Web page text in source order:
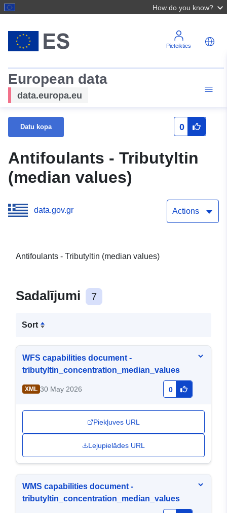
How do you know?
Pieteikties
European data
data.europa.eu
Datu kopa 0
Antifoulants - Tributyltin
(median values)
data.gov.gr Actions
Antifoulants - Tributyltin (median values)
Sadalījumi 7
Sort
WFS capabilities document -
tributyltin_concentration_median_values
XML 30 May 2026 0
Piekļuves URL
Lejupielādes URL
WMS capabilities document -
tributyltin_concentration_median_values